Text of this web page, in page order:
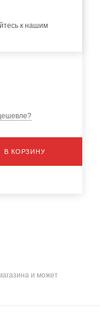
к нашим
В КОРЗИНУ
и может